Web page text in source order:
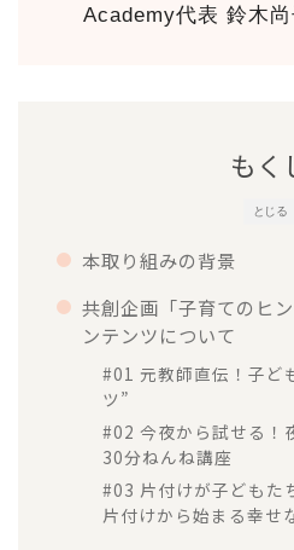
Academy代表 鈴木尚
とじる
もく
本取り組みの背景
共創企画「子育てのヒ
ンテンツについて
#01 元教師直伝！子ど
ツ”
#02 今夜から試せる！
30分ねんね講座
#03 片付けが子どもた
片付けから始まる幸せ